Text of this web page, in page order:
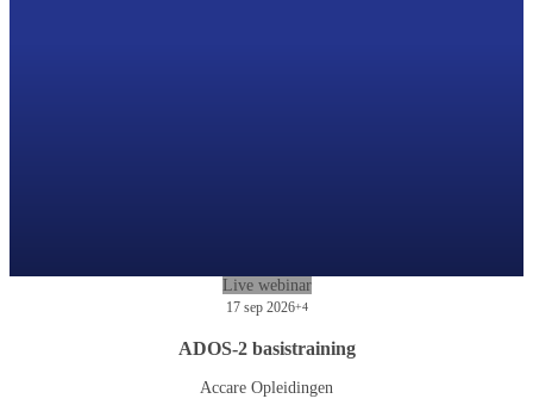
Live webinar
17 sep 2026+4
ADOS-2 basistraining
Accare Opleidingen